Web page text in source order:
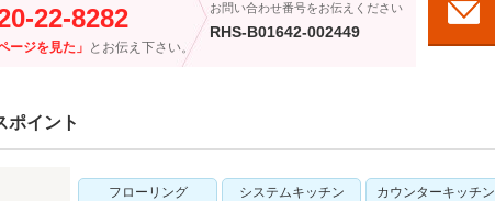
22-8282
ージを見た」 とお伝え下さい。
お問い合わせ番号をお伝えください
RHS-B01642-002449
ポイント
フローリング システムキッチン カウンターキッチン